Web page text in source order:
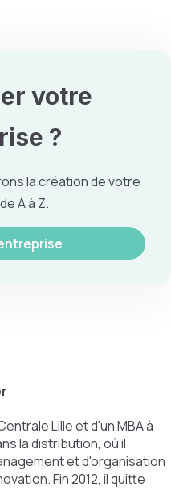
votre
?
la création de votre
A à Z.
Lille et d'un MBA à
la distribution, où il
et d'organisation
Fin 2012, il quitte